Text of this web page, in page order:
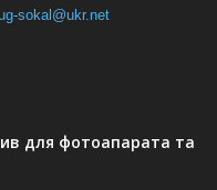
sokal@ukr.net
для фотоапарата та